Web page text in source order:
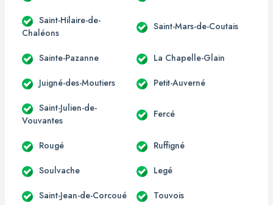
Saint-Hilaire-de-
Chaléons
Saint-Mars-de-Coutais
Sainte-Pazanne La Chapelle-Glain
Juigné-des-Moutiers Petit-Auverné
Saint-Julien-de-
Vouvantes
Fercé
Rougé Ruffigné
Soulvache Legé
Saint-Jean-de-Corcoué Touvois